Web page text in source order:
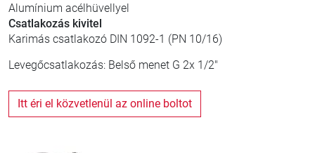
Alumínium acélhüvellyel
Csatlakozás kivitel
Karimás csatlakozó DIN 1092-1 (PN 10/16)
Levegőcsatlakozás: Belső menet G 2x 1/2"
Itt éri el közvetlenül az online boltot